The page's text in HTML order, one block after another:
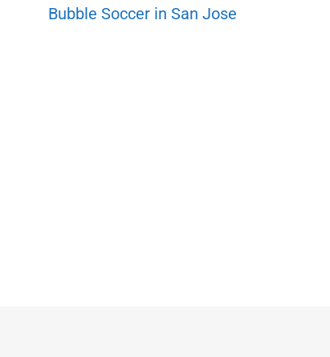
Bubble Soccer in San Jose